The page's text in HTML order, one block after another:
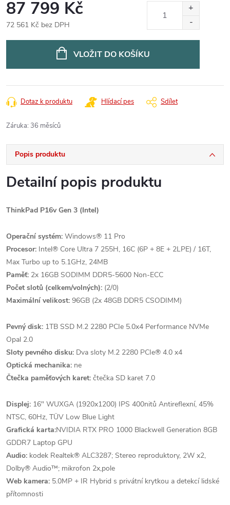
87 799 Kč
72 561 Kč bez DPH
VLOŽIT DO KOŠÍKU
Dotaz k produktu Hlídací pes Sdílet
Záruka: 36 měsíců
Popis produktu
Detailní popis produktu
ThinkPad P16v Gen 3 (Intel)
Operační systém: Windows® 11 Pro
Procesor: Intel® Core Ultra 7 255H, 16C (6P + 8E + 2LPE) / 16T,
Max Turbo up to 5.1GHz, 24MB
Paměť: 2x 16GB SODIMM DDR5-5600 Non-ECC
Počet slotů (celkem/volných): (2/0)
Maximální velikost: 96GB (2x 48GB DDR5 CSODIMM)
Pevný disk: 1TB SSD M.2 2280 PCIe 5.0x4 Performance NVMe
Opal 2.0
Sloty pevného disku: Dva sloty M.2 2280 PCIe® 4.0 x4
Optická mechanika: ne
Čtečka paměťových karet: čtečka SD karet 7.0
Displej: 16" WUXGA (1920x1200) IPS 400nitů Antireflexní, 45%
NTSC, 60Hz, TÜV Low Blue Light
Grafická karta:NVIDIA RTX PRO 1000 Blackwell Generation 8GB
GDDR7 Laptop GPU
Audio: kodek Realtek® ALC3287; Stereo reproduktory, 2W x2,
Dolby® Audio™; mikrofon 2x,pole
Web kamera: 5.0MP + IR Hybrid s privátní krytkou a detekcí lidské
přítomnosti